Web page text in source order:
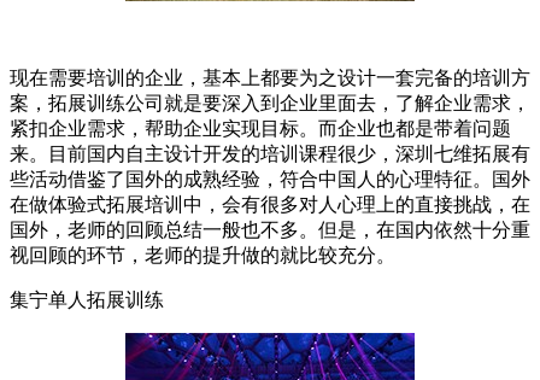
现在需要培训的企业，基本上都要为之设计一套完备的培训方
案，拓展训练公司就是要深入到企业里面去，了解企业需求，
紧扣企业需求，帮助企业实现目标。而企业也都是带着问题
来。目前国内自主设计开发的培训课程很少，深圳七维拓展有
些活动借鉴了国外的成熟经验，符合中国人的心理特征。国外
在做体验式拓展培训中，会有很多对人心理上的直接挑战，在
国外，老师的回顾总结一般也不多。但是，在国内依然十分重
视回顾的环节，老师的提升做的就比较充分。
集宁单人拓展训练